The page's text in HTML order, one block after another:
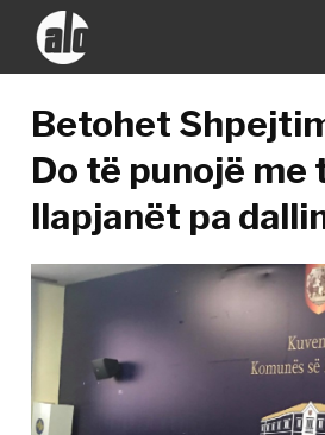
Betohet
Do të punojë me
llapjanët pa